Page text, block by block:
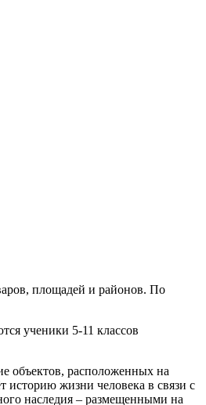
площадей и районов. По
ученики 5-11 классов
объектов, расположенных на
историю жизни человека в связи с
наследия – размещенными на